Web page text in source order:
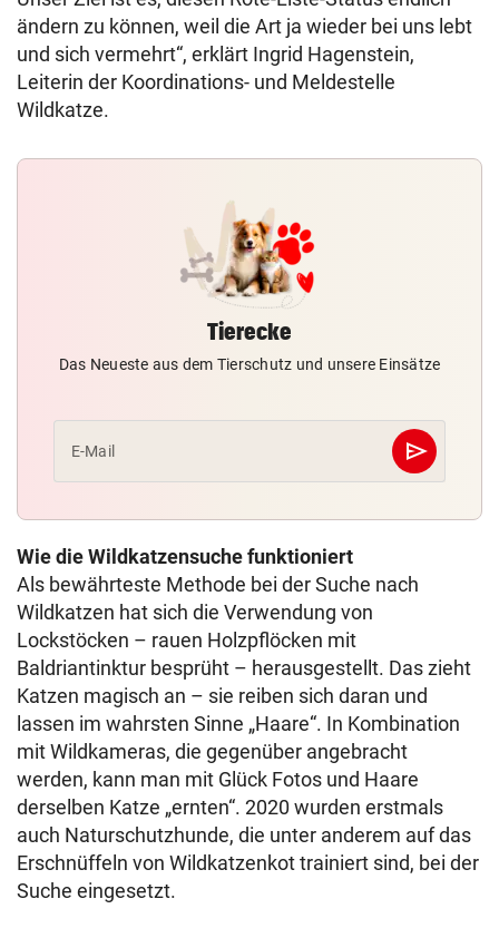
ändern zu können, weil die Art ja wieder bei uns lebt
und sich vermehrt“, erklärt Ingrid Hagenstein,
Leiterin der Koordinations- und Meldestelle
Wildkatze.
Tierecke
Das Neueste aus dem Tierschutz und unsere Einsätze
E-Mail send
Abschicken
Wie die Wildkatzensuche funktioniert
Als bewährteste Methode bei der Suche nach
Wildkatzen hat sich die Verwendung von
Lockstöcken – rauen Holzpflöcken mit
Baldriantinktur besprüht – herausgestellt. Das zieht
Katzen magisch an – sie reiben sich daran und
lassen im wahrsten Sinne „Haare“. In Kombination
mit Wildkameras, die gegenüber angebracht
werden, kann man mit Glück Fotos und Haare
derselben Katze „ernten“. 2020 wurden erstmals
auch Naturschutzhunde, die unter anderem auf das
Erschnüffeln von Wildkatzenkot trainiert sind, bei der
Suche eingesetzt.